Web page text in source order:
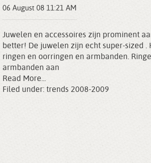
06 August 08 11:21 AM
Juwelen en accessoires zijn prominent
better! De juwelen zijn echt super-sized
ringen en oorringen en armbanden.
armbanden aan
Read More...
Filed under: trends 2008-2009